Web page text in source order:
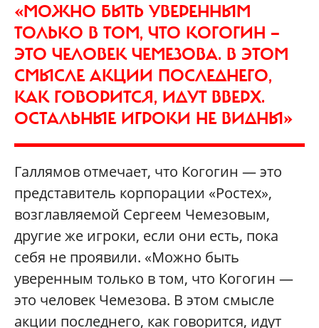
«МОЖНО БЫТЬ УВЕРЕННЫМ
ТОЛЬКО В ТОМ, ЧТО КОГОГИН —
ЭТО ЧЕЛОВЕК ЧЕМЕЗОВА. В ЭТОМ
СМЫСЛЕ АКЦИИ ПОСЛЕДНЕГО,
КАК ГОВОРИТСЯ, ИДУТ ВВЕРХ.
ОСТАЛЬНЫЕ ИГРОКИ НЕ ВИДНЫ»
Галлямов отмечает, что Когогин — это
представитель корпорации «Ростех»,
возглавляемой Сергеем Чемезовым,
другие же игроки, если они есть, пока
себя не проявили. «Можно быть
уверенным только в том, что Когогин —
это человек Чемезова. В этом смысле
акции последнего, как говорится, идут